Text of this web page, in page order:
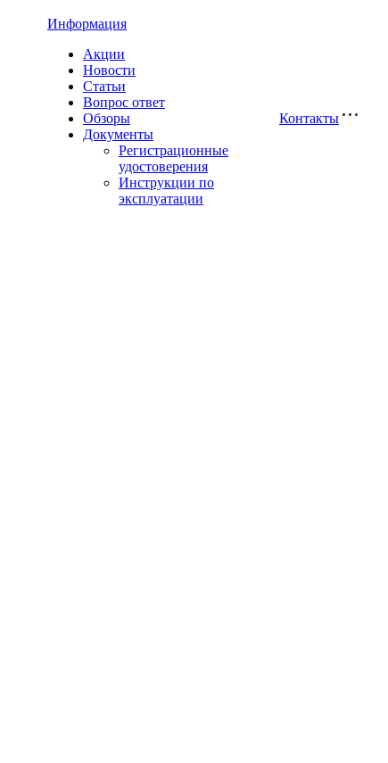
Информация
Акции
Новости
Статьи
Вопрос ответ
Обзоры
Документы
Регистрационные
удостоверения
Инструкции по
эксплуатации
Контакты